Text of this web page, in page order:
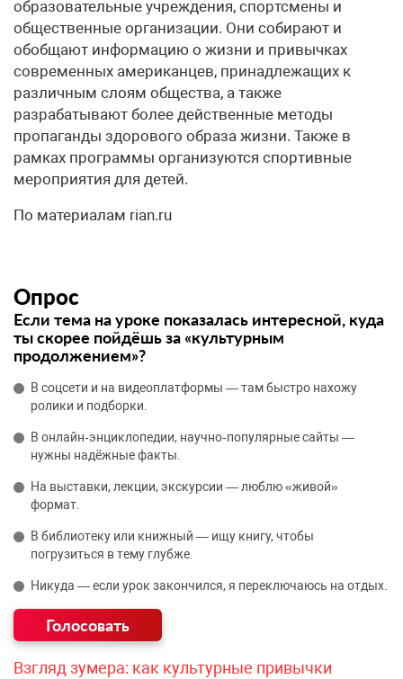
образовательные учреждения, спортсмены и
общественные организации. Они собирают и
обобщают информацию о жизни и привычках
современных американцев, принадлежащих к
различным слоям общества, а также
разрабатывают более действенные методы
пропаганды здорового образа жизни. Также в
рамках программы организуются спортивные
мероприятия для детей.
По материалам rian.ru
Опрос
Если тема на уроке показалась интересной, куда
ты скорее пойдёшь за «культурным
продолжением»?
В соцсети и на видеоплатформы — там быстро нахожу
ролики и подборки.
В онлайн‑энциклопедии, научно‑популярные сайты —
нужны надёжные факты.
На выставки, лекции, экскурсии — люблю «живой»
формат.
В библиотеку или книжный — ищу книгу, чтобы
погрузиться в тему глубже.
Никуда — если урок закончился, я переключаюсь на отдых.
Взгляд зумера: как культурные привычки